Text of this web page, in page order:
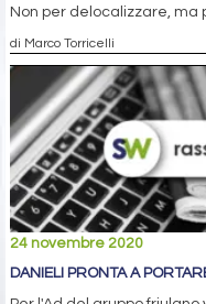
Non per delocalizzare,
di Marco Torricelli
24 novembre 2020
DANIELI PRONTA A